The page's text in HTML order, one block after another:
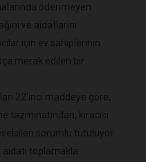
ödenmeyen
ve aidatlarını
için ev sahiplerinin
merak edilen bir
22'inci maddeye göre;
tazminatından, kiracısı
sorumlu tutuluyor.
toplamakla